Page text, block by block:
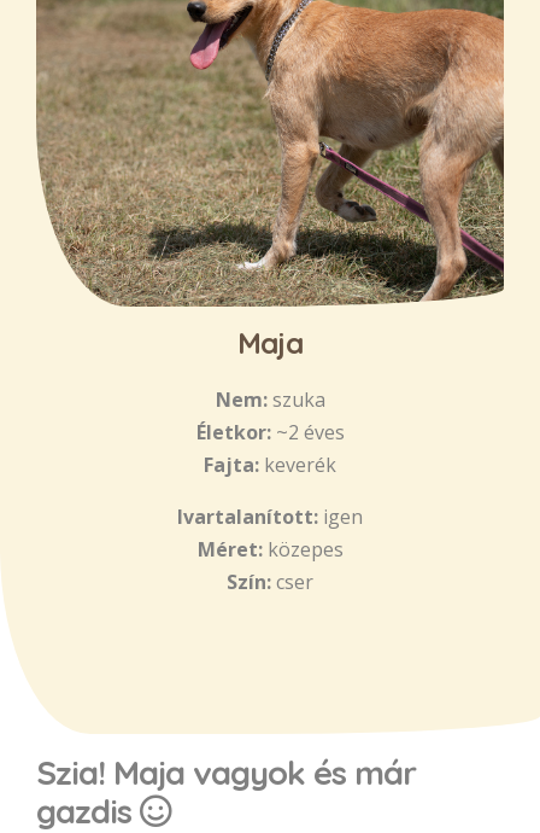
Maja
Nem:szuka
Életkor: ~2 éves
Fajta: keverék
Ivartalanított: igen
Méret: közepes
Szín:cser
Szia! Maja vagyok és már
gazdis